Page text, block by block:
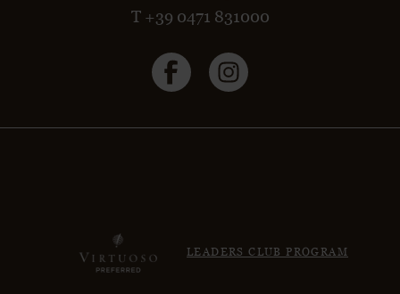
T +39 0471 831000
LEADERS CLUB PROGRAM